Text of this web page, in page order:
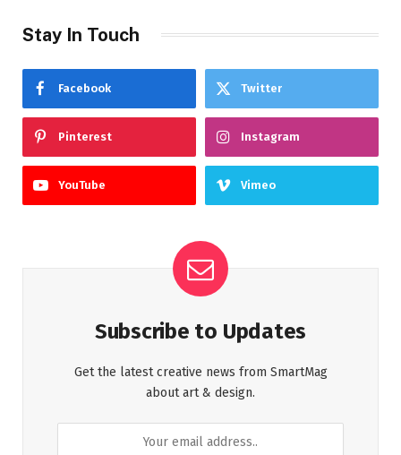
Stay In Touch
Facebook Twitter
Pinterest Instagram
YouTube Vimeo
Subscribe to Updates
Get the latest creative news from SmartMag
about art & design.